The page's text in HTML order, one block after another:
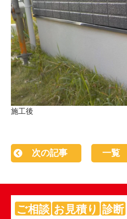
施工後
次の記事 一覧
ご相談 お見積り 診断